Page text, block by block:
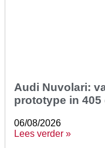
Audi Nuvolari:
prototype in 405
06/08/2026
Lees verder »